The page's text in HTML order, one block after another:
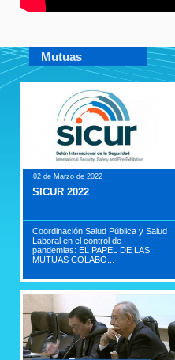
Mutuas
02 de Marzo de 2022
SICUR 2022
Coordinación Salud Pública y Salud
Laboral en el control de
pandemias: EL PAPEL DE LAS
MUTUAS COLABO...